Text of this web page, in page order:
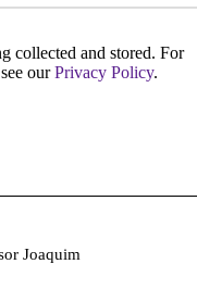
collected and stored. For
ourPrivacy Policy.
Joaquim